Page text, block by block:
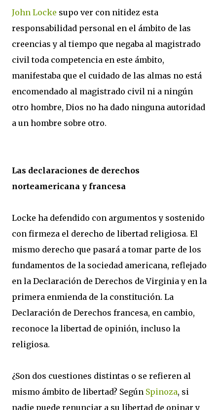
John Locke supo ver con nitidez esta
responsabilidad personal en el ámbito de las
creencias y al tiempo que negaba al magistrado
civil toda competencia en este ámbito,
manifestaba que el cuidado de las almas no está
encomendado al magistrado civil ni a ningún
otro hombre, Dios no ha dado ninguna autoridad
a un hombre sobre otro.
Las declaraciones de derechos
norteamericana y francesa
Locke ha defendido con argumentos y sostenido
con firmeza el derecho de libertad religiosa. El
mismo derecho que pasará a tomar parte de los
fundamentos de la sociedad americana, reflejado
en la Declaración de Derechos de Virginia y en la
primera enmienda de la constitución. La
Declaración de Derechos francesa, en cambio,
reconoce la libertad de opinión, incluso la
religiosa.
¿Son dos cuestiones distintas o se refieren al
mismo ámbito de libertad? Según Spinoza, si
nadie puede renunciar a su libertad de opinar y